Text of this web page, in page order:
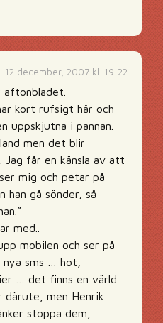
12 december, 2007 kl. 19:22
aftonbladet.
kort rufsigt hår och
uppskjutna i pannan.
men det blir
Jag får en känsla av att
mig och petar på
han gå sönder, så
med..
mobilen och ser på
sms … hot,
… det finns en värld
därute, men Henrik
stoppa dem,